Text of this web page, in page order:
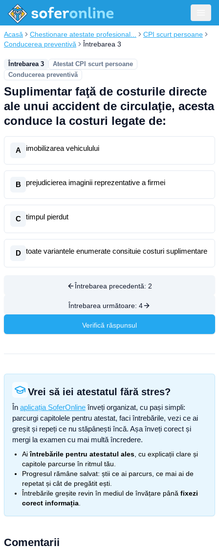
Acasă Chestionare atestate profesional...
CPI scurt persoane
Conducerea preventivă
Întrebarea 3
Întrebarea 3
Atestat CPI scurt persoane
Conducerea preventivă
Suplimentar faţă de costurile directe
ale unui accident de circulaţie, acesta
conduce la costuri legate de:
A imobilizarea vehiculului
B prejudicierea imaginii reprezentative a firmei
C timpul pierdut
D toate variantele enumerate consituie costuri suplimentare
Întrebarea precedentă: 2
Întrebarea următoare: 4
Verifică răspunsul
Vrei să iei atestatul fără stres?
În aplicația SoferOnline înveți organizat, cu pași simpli:
parcurgi capitolele pentru atestat, faci întrebările, vezi ce ai
greșit și repeți ce nu stăpânești încă. Așa înveți corect și
mergi la examen cu mai multă încredere.
Aiîntrebările pentru atestatul ales , cu explicații clare și
capitole parcurse în ritmul tău.
Progresul rămâne salvat: știi ce ai parcurs, ce mai ai de
repetat și cât de pregătit ești.
Întrebările greșite revin în mediul de învățare până fixezi
corect informația
Comentarii